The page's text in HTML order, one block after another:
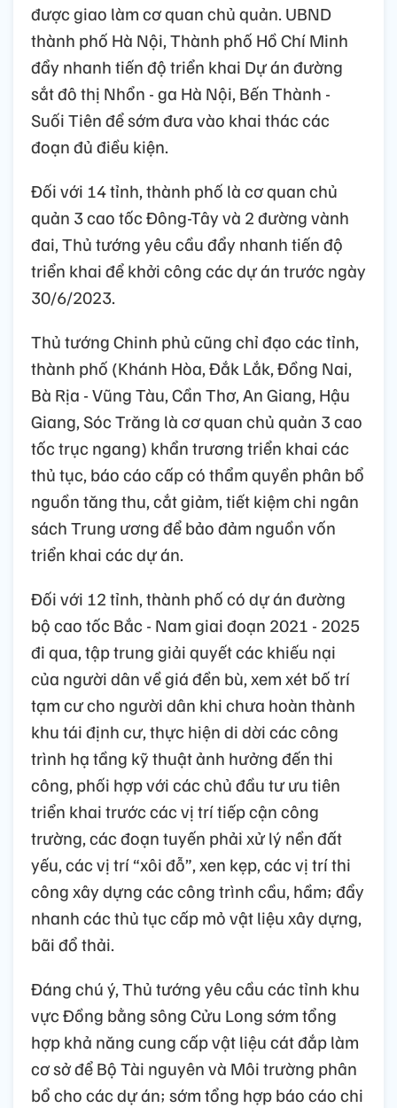
được giao làm cơ quan chủ quản. UBND
thành phố Hà Nội, Thành phố Hồ Chí Minh
đẩy nhanh tiến độ triển khai Dự án đường
sắt đô thị Nhổn - ga Hà Nội, Bến Thành -
Suối Tiên để sớm đưa vào khai thác các
đoạn đủ điều kiện.
Đối với 14 tỉnh, thành phố là cơ quan chủ
quản 3 cao tốc Đông-Tây và 2 đường vành
đai, Thủ tướng yêu cầu đẩy nhanh tiến độ
triển khai để khởi công các dự án trước ngày
30/6/2023.
Thủ tướng Chinh phủ cũng chỉ đạo các tỉnh,
thành phố (Khánh Hòa, Đắk Lắk, Đồng Nai,
Bà Rịa - Vũng Tàu, Cần Thơ, An Giang, Hậu
Giang, Sóc Trăng là cơ quan chủ quản 3 cao
tốc trục ngang) khẩn trương triển khai các
thủ tục, báo cáo cấp có thẩm quyền phân bổ
nguồn tăng thu, cắt giảm, tiết kiệm chi ngân
sách Trung ương để bảo đảm nguồn vốn
triển khai các dự án.
Đối với 12 tỉnh, thành phố có dự án đường
bộ cao tốc Bắc - Nam giai đoạn 2021 - 2025
đi qua, tập trung giải quyết các khiếu nại
của người dân về giá đền bù, xem xét bố trí
tạm cư cho người dân khi chưa hoàn thành
khu tái định cư, thực hiện di dời các công
trình hạ tầng kỹ thuật ảnh hưởng đến thi
công, phối hợp với các chủ đầu tư ưu tiên
triển khai trước các vị trí tiếp cận công
trường, các đoạn tuyến phải xử lý nền đất
yếu, các vị trí “xôi đỗ”, xen kẹp, các vị trí thi
công xây dựng các công trình cầu, hầm; đẩy
nhanh các thủ tục cấp mỏ vật liệu xây dựng,
bãi đổ thải.
Đáng chú ý, Thủ tướng yêu cầu các tỉnh khu
vực Đồng bằng sông Cửu Long sớm tổng
hợp khả năng cung cấp vật liệu cát đắp làm
cơ sở để Bộ Tài nguyên và Môi trường phân
bổ cho các dự án; sớm tổng hợp báo cáo chi